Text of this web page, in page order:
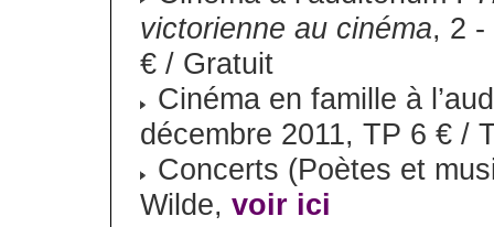
victorienne au cinéma, 2 -
€ / Gratuit
Cinéma en famille à
décembre 2011, TP 6 € /
Concerts (Poètes et
Wilde, voir ici